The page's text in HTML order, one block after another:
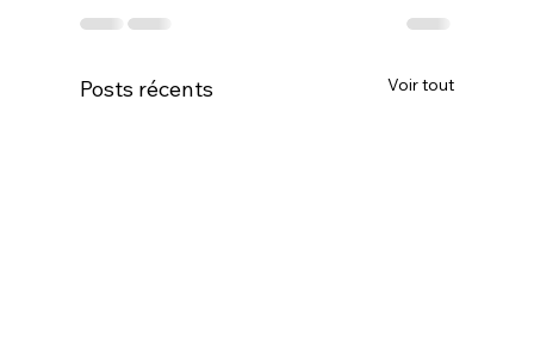
Posts récents Voir tout